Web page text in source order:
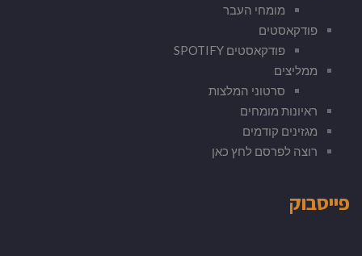
מומחי העבר
פודקאסטים
פודקאסטים SPOTIFY
ממליצים
סרטוני המלצות
ראיונות מומחים
מגזינים קודמים
רוצה לפרסם לחץ כאן
פייסבוק